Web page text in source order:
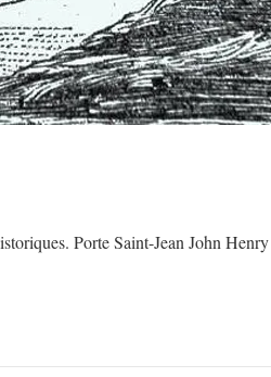
Porte Saint-Jean John